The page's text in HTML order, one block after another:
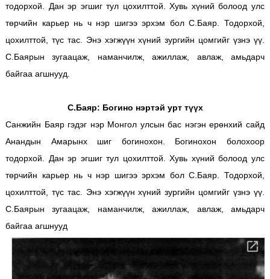
тодорхой. Дан эр эгшиг тул цохилттой. Хувь хүний болоод улс
төрчийн карьер нь ч нэр шигээ эрхэм бол С.Баяр. Тодорхой,
цохилттой, түс тас. Энэ хэгжүүн хүний зургийн цомгийг үзнэ үү.
С.Баярын зугаацаж, наманчилж, ажиллаж, авлаж, амьдарч
байгаа агшнууд.
С.Баяр: Богино нэртэй урт түүх
Санжийн Баяр гэдэг нэр Монгол улсын бас нэгэн ерөнхий сайд
Анандын Амарынх шиг богинохон. Богинохон болохоор
тодорхой. Дан эр эгшиг тул цохилттой. Хувь хүний болоод улс
төрчийн карьер нь ч нэр шигээ эрхэм бол С.Баяр. Тодорхой,
цохилттой, түс тас. Энэ хэгжүүн хүний зургийн цомгийг үзнэ үү.
С.Баярын зугаацаж, наманчилж, ажиллаж, авлаж, амьдарч
байгаа агшнууд